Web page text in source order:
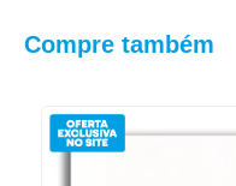
Compre também